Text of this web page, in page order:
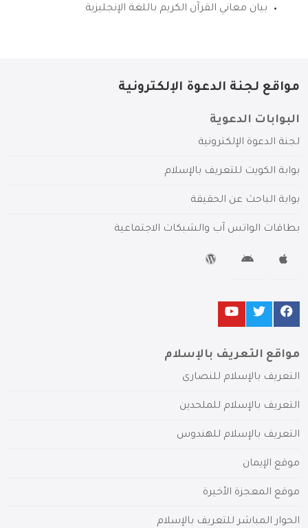
بيان معاني القرآن الكريم باللغة الإنجليزية
مواقع لجنة الدعوة الإلكترونية
البوابات الدعوية
لجنة الدعوة الإلكترونية
بوابة الكويت للتعريف بالإسلام
بوابة الباحث عن الحقيقة
بطاقات الواتس آب والشبكات الاجتماعية
مواقع التعريف بالإسلام
التعريف بالإسلام للنصارى
التعريف بالإسلام للملحدين
التعريف بالإسلام للهندوس
موقع الإيمان
موقع المعجزة الأخيرة
الحوار المباشر للتعريف بالإسلام